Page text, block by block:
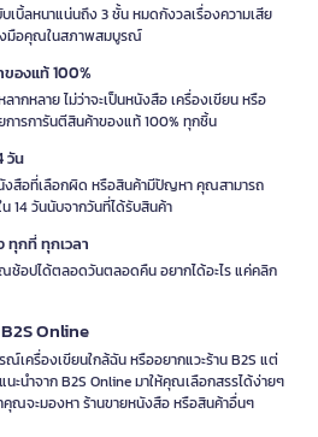
บิ้ลหนาแน่นถึง 3 ชั้น หมดกังวลเรื่องความเสีย
งมือคุณในสภาพสมบูรณ์
องแท้ 100%
กหลาย ไม่ว่าจะเป็นหนังสือ เครื่องเขียน หรือ
ารการันตีสินค้าของแท้ 100% ทุกชิ้น
วัน
นังสือที่เลือกผิด หรือสินค้ามีปัญหา คุณสามารถ
14 วันนับจากวันที่ได้รับสินค้า
ทุกที่ ทุกเวลา
ช้อปได้ตลอดวันตลอดคืน อยากได้อะไร แค่คลิก
Online
เครื่องเขียนใกล้ฉัน หรืออยากแวะร้าน B2S แต่
นะนำจาก B2S Online มาให้คุณเลือกสรรได้ง่ายๆ
ณจะมองหา ร้านขายหนังสือ หรือสินค้าอื่นๆ